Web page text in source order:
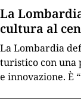
La
cultura al
La Lombardia
turistico con una
e innovazione. È